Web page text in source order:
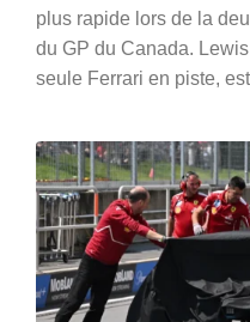
plus rapide lors de la
du GP du Canada.
seule Ferrari en piste,